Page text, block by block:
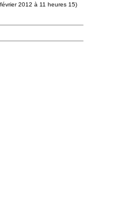
2012 à 11 heures 15)